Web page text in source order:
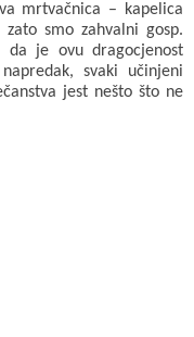
mrtvačnica – kapelica
smo zahvalni gosp.
da je ovu dragocjenost
svaki učinjeni
jest nešto što ne